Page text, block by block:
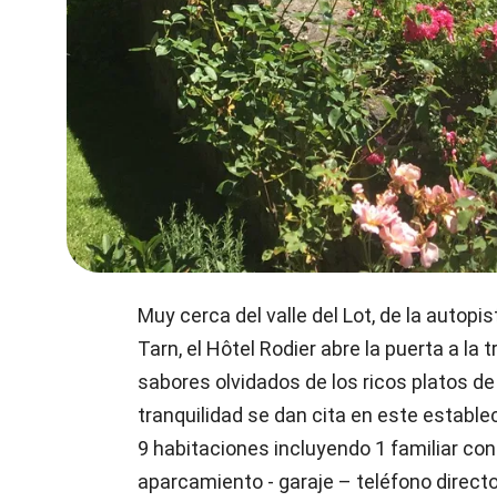
Muy cerca del valle del Lot, de la
Tarn, el Hôtel Rodier abre la puerta a la
sabores olvidados de los ricos platos
tranquilidad se dan cita en este
9 habitaciones incluyendo 1 familiar
aparcamiento - garaje – teléfono